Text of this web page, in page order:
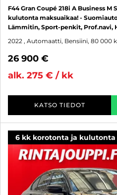
F44 Gran Coupé 218i A Business
kulutonta maksuaikaa! -
Lämmitin, Sport-penkit, Prof.navi,
2022 , Automaatti, Bensiini, 80 000
26 900 €
alk. 275 € / kk
KATSO TIEDOT
6 kk korotonta ja kulutonta